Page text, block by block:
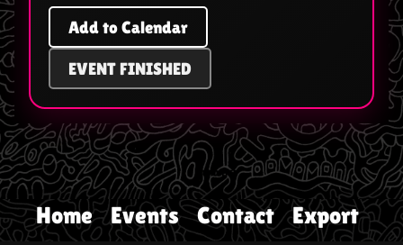
Add to Calendar
EVENT FINISHED
Home Events Contact Export